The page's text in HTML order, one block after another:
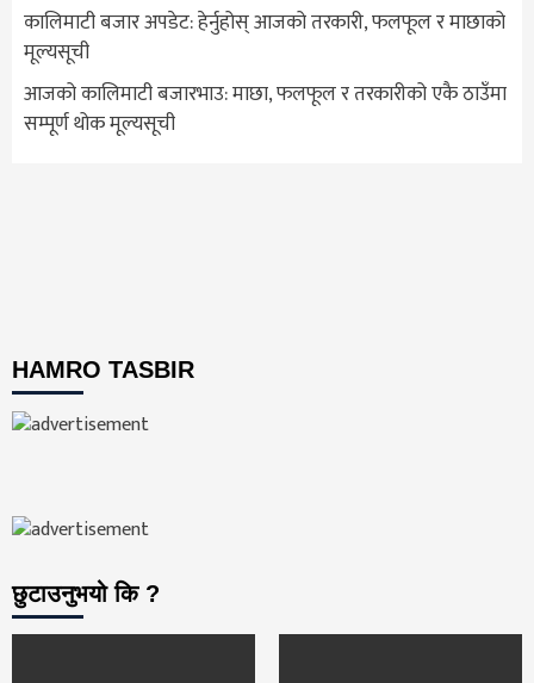
कालिमाटी बजार अपडेट: हेर्नुहोस् आजको तरकारी, फलफूल र माछाको
मूल्यसूची
आजको कालिमाटी बजारभाउ: माछा, फलफूल र तरकारीको एकै ठाउँमा
सम्पूर्ण थोक मूल्यसूची
HAMRO TASBIR
छुटाउनुभयो कि ?